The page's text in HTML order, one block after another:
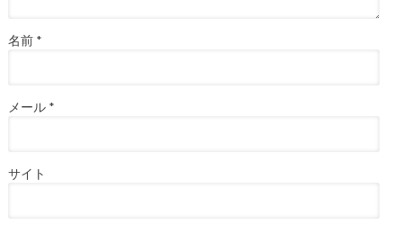
名前 *
メール *
サイト